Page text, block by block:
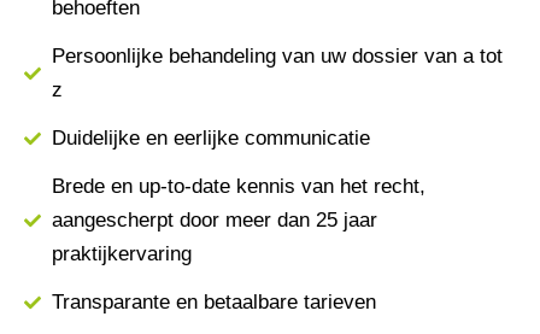
behoeften
Persoonlijke behandeling van uw dossier van a tot
z
Duidelijke en eerlijke communicatie
Brede en up-to-date kennis van het recht,
aangescherpt door meer dan 25 jaar
praktijkervaring
Transparante en betaalbare tarieven